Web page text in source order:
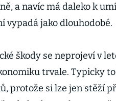
a navíc má daleko k
vypadá jako dlouhodobé.
škody se neprojeví v
trvale. Typicky
protože si lze jen stěží